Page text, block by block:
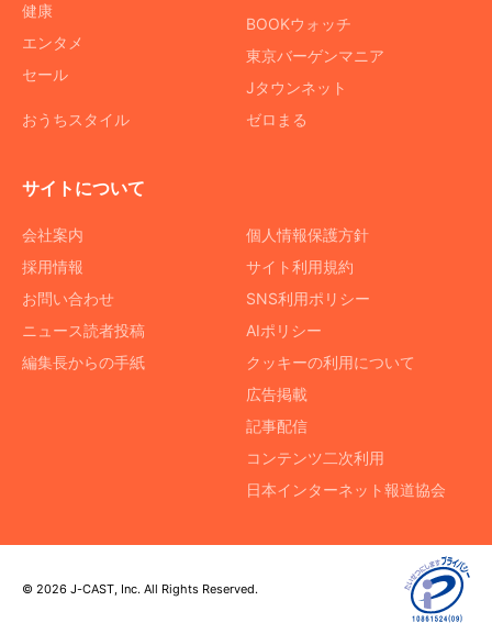
健康
エンタメ
セール
おうちスタイル
BOOKウォッチ
東京バーゲンマニア
Jタウンネット
ゼロまる
サイトについて
会社案内
採用情報
お問い合わせ
ニュース読者投稿
編集長からの手紙
個人情報保護方針
サイト利用規約
SNS利用ポリシー
AIポリシー
クッキーの利用について
広告掲載
記事配信
コンテンツ二次利用
日本インターネット報道協会
© 2026 J-CAST, Inc. All Rights Reserved.